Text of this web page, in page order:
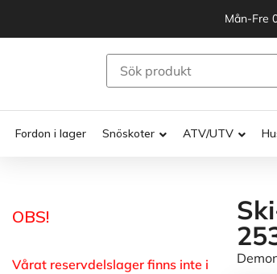
Mån-Fre
Fordon i lager Snöskoter ATV/UTV
OBS!
Vårat reservdelslager finns inte i